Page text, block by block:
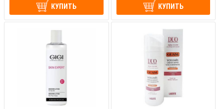
КУПИТЬ КУПИТЬ